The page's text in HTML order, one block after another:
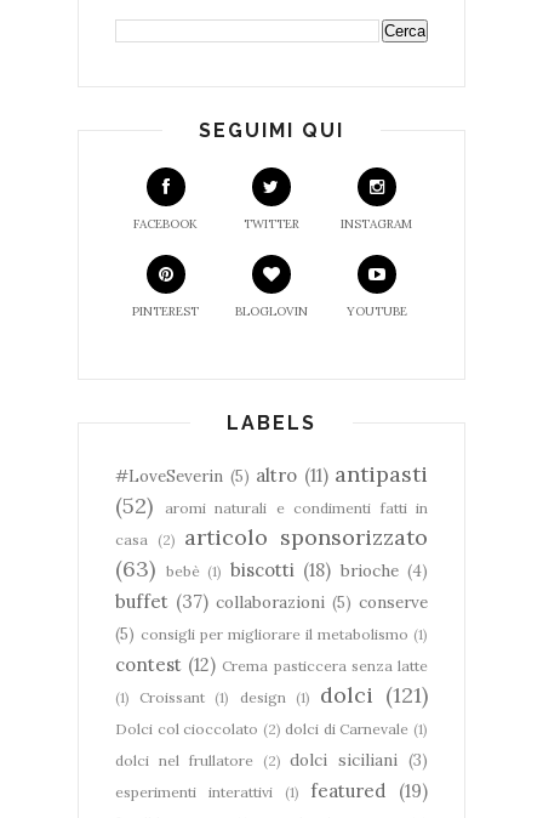
SEGUIMI QUI
FACEBOOK TWITTER INSTAGRAM
PINTEREST BLOGLOVIN YOUTUBE
LABELS
#LoveSeverin (5) altro (11) antipasti
(52)
aromi naturali e condimenti fatti in
casa
(2) articolo sponsorizzato
(63) bebè (1) biscotti (18) brioche (4)
buffet (37) collaborazioni (5) conserve
(5) consigli per migliorare il metabolismo (1)
contest (12) Crema pasticcera senza latte
(1)
Croissant (1) design (1) dolci (121)
Dolci col cioccolato (2) dolci di Carnevale (1)
dolci nel frullatore
(2) dolci siciliani (3)
esperimenti interattivi (1) featured (19)